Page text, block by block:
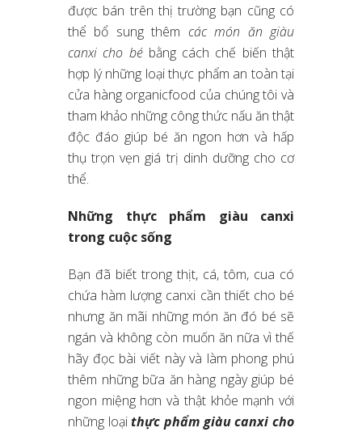
được bán trên thị trường bạn cũng có
thể bổ sung thêm các món ăn giàu
canxi cho bébằng cách chế biến thật
hợp lý những loại thực phẩm an toàn tại
cửa hàng organicfood của chúng tôi và
tham khảo những công thức nấu ăn thật
độc đáo giúp bé ăn ngon hơn và hấp
thụ trọn vẹn giá trị dinh dưỡng cho cơ
thể.
Những thực phẩm giàu canxi
trong cuộc sống
Bạn đã biết trong thịt, cá, tôm, cua có
chứa hàm lượng canxi cần thiết cho bé
nhưng ăn mãi những món ăn đó bé sẽ
ngán và không còn muốn ăn nữa vì thế
hãy đọc bài viết này và làm phong phú
thêm những bữa ăn hàng ngày giúp bé
ngon miệng hơn và thật khỏe mạnh với
những loạithực phẩm giàu canxi cho